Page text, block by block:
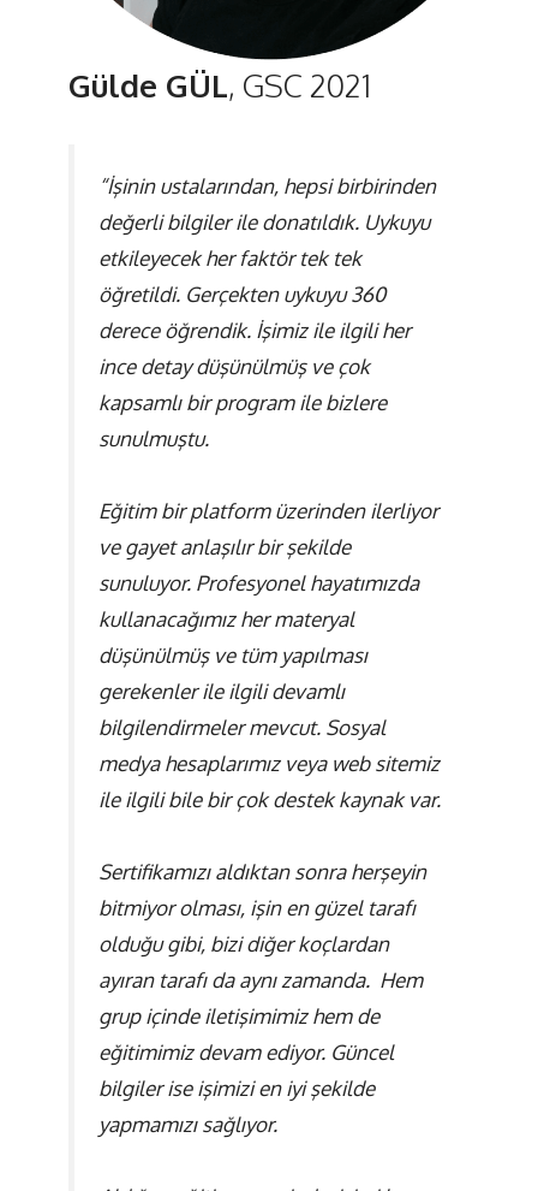
Gülde GÜL, GSC 2021
“İşinin ustalarından, hepsi birbirinden
değerli bilgiler ile donatıldık. Uykuyu
etkileyecek her faktör tek tek
öğretildi. Gerçekten uykuyu 360
derece öğrendik. İşimiz ile ilgili her
ince detay düşünülmüş ve çok
kapsamlı bir program ile bizlere
sunulmuştu.
Eğitim bir platform üzerinden ilerliyor
ve gayet anlaşılır bir şekilde
sunuluyor. Profesyonel hayatımızda
kullanacağımız her materyal
düşünülmüş ve tüm yapılması
gerekenler ile ilgili devamlı
bilgilendirmeler mevcut. Sosyal
medya hesaplarımız veya web sitemiz
ile ilgili bile bir çok destek kaynak var.
Sertifikamızı aldıktan sonra herşeyin
bitmiyor olması, işin en güzel tarafı
olduğu gibi, bizi diğer koçlardan
ayıran tarafı da aynı zamanda. Hem
grup içinde iletişimimiz hem de
eğitimimiz devam ediyor. Güncel
bilgiler ise işimizi en iyi şekilde
yapmamızı sağlıyor.